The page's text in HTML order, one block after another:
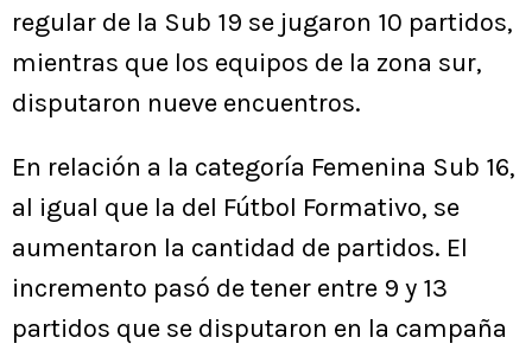
regular de la Sub 19 se jugaron 10 partidos,
mientras que los equipos de la zona sur,
disputaron nueve encuentros.
En relación a la categoría Femenina Sub 16,
al igual que la del Fútbol Formativo, se
aumentaron la cantidad de partidos. El
incremento pasó de tener entre 9 y 13
partidos que se disputaron en la campaña